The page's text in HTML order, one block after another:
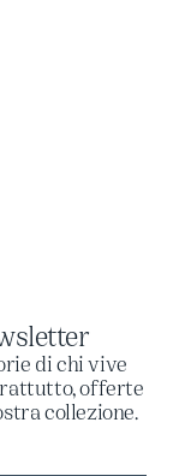
di chi vive
offerte
collezione.